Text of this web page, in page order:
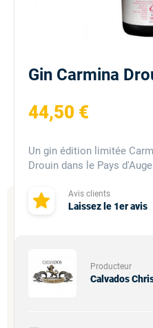
Gin Carmina
Avis clients
Laissez le 1er avis
Un gin édition limitée
Drouin dans le Pays
44,50 €
Producteur
Calvados